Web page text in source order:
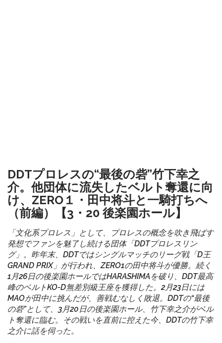
DDTプロレスの“最後の砦”竹下幸之
介。他団体に流失したベルト奪還に向
け、ZERO１・田中将斗と一騎打ちへ
（前編）【3・20 後楽園ホール】
「文化系プロレス」として、プロレスの概念を吹き飛ばす
発想でファンを魅了し続ける団体「DDTプロレスリン
グ」。昨年末、DDTではシングルマッチのリーグ戦「D王
GRAND PRIX」が行われ、ZERO1の田中将斗が優勝。続く
1月26日の後楽園ホールではHARASHIMAを破り、DDT最高
峰のベルトKO-D無差別級王座を獲得した。2月23日には
MAOが田中に挑んだが、善戦むなしく敗退。DDTの“最後
の砦”として、3月20日の後楽園ホール、竹下幸之介がベル
ト奪還に臨む。その戦いを直前に控えた今、DDTの竹下幸
之介に話を伺った。